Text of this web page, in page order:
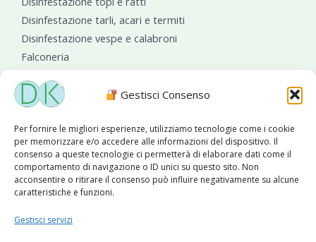
Gestisci Consenso
Per fornire le migliori esperienze, utilizziamo tecnologie come i cookie
per memorizzare e/o accedere alle informazioni del dispositivo. Il
consenso a queste tecnologie ci permetterà di elaborare dati come il
comportamento di navigazione o ID unici su questo sito. Non
acconsentire o ritirare il consenso può influire negativamente su alcune
caratteristiche e funzioni.
Gestisci servizi
Disinfestazione tarli, acari e termiti
Disinfestazione vespe e calabroni
Falconeria
Sanificazioni ambientali